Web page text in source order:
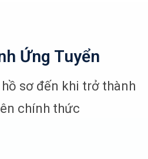
Ứng Tuyển
sơ đến khi trở thành
chính thức